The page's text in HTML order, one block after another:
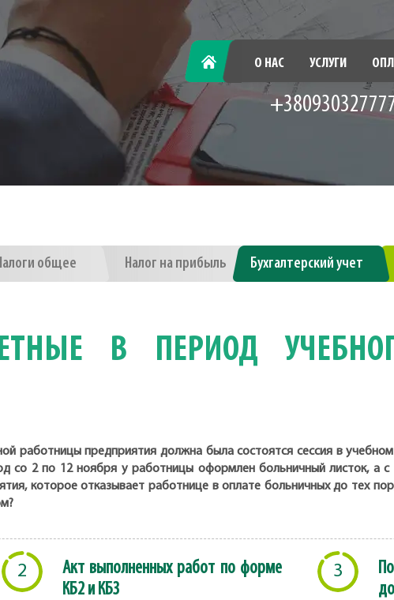
ГЛАВНАЯ О НАС УСЛУГИ
общее Налог на прибыль Бухгалтерский учет
В ПЕРИОД
работницы предприятия должна была состоятся сессия в
со 2 по 12 ноября у работницы оформлен больничный листок, а
которое отказывает работнице в оплате больничных до тех
2
Акт выполненных работ по форме
КБ2 и КБ3
3